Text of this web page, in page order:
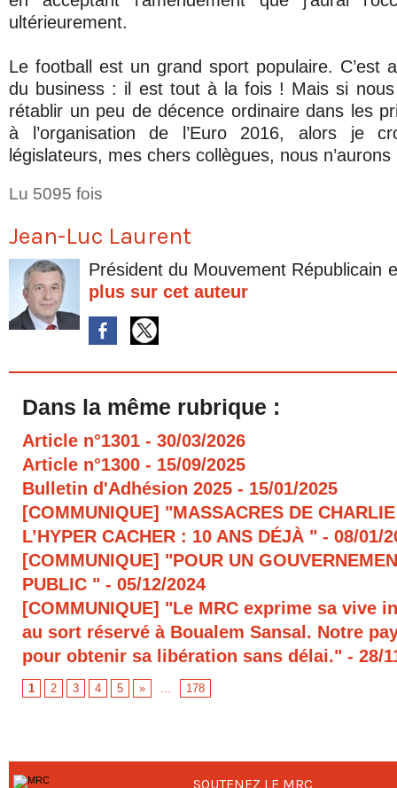
ultérieurement.
Le football est un grand sport populaire. C’est
du business : il est tout à la fois ! Mais si nous
rétablir un peu de décence ordinaire dans les
à l’organisation de l’Euro 2016, alors je
législateurs, mes chers collègues, nous
Lu 5095 fois
Jean-Luc Laurent
Président du Mouvement Républicain
plus sur cet auteur
Dans la même rubrique :
Article n°1301 - 30/03/2026
Article n°1300 - 15/09/2025
Bulletin d'Adhésion 2025 - 15/01/2025
[COMMUNIQUE] "MASSACRES DE
L’HYPER CACHER : 10 ANS DÉJÀ " - 08/01/
[COMMUNIQUE] "POUR UN
PUBLIC " - 05/12/2024
[COMMUNIQUE] "Le MRC exprime sa vive
au sort réservé à Boualem Sansal. Notre
pour obtenir sa libération sans délai." - 28/
1 2 3 4 5 » ... 178
SOUTENEZ LE MRC